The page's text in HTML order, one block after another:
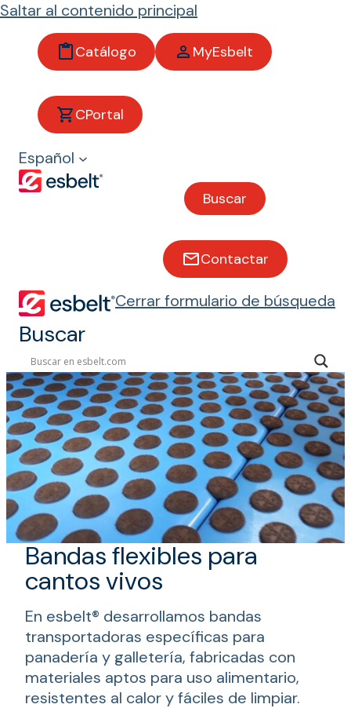
Saltar al contenido principal
Catálogo MyEsbelt
CPortal
Español
Buscar
Contactar
Cerrar formulario de búsqueda
Buscar
Panadería y
galletería
Bandas transportadoras
para panadería y galletería
Bandas flexibles para
cantos vivos
En esbelt® desarrollamos bandas
transportadoras específicas para
panadería y galletería, fabricadas con
materiales aptos para uso alimentario,
resistentes al calor y fáciles de limpiar.